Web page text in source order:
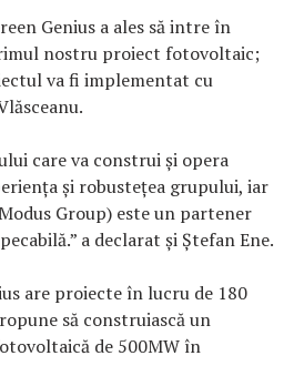
Genius a ales să intre în
nostru proiect fotovoltaic;
va fi implementat cu
care va construi și opera
și robustețea grupului, iar
Group) este un partener
a declarat și Ștefan Ene.
are proiecte în lucru de 180
să construiască un
de 500MW în